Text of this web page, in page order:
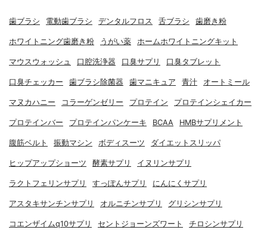
歯ブラシ 電動歯ブラシ デンタルフロス 舌ブラシ 歯磨き粉
ホワイトニング歯磨き粉 うがい薬 ホームホワイトニングキット
マウスウォッシュ 口腔洗浄器 口臭サプリ 口臭タブレット
口臭チェッカー 歯ブラシ除菌器 歯マニキュア 青汁 オートミール
マヌカハニー コラーゲンゼリー プロテイン プロテインシェイカー
プロテインバー プロテインパンケーキ BCAA HMBサプリメント
腹筋ベルト 振動マシン ボディスーツ ダイエットスリッパ
ヒップアップショーツ 酵素サプリ イヌリンサプリ
ラクトフェリンサプリ すっぽんサプリ にんにくサプリ
アスタキサンチンサプリ オルニチンサプリ グリシンサプリ
コエンザイムq10サプリ セントジョーンズワート チロシンサプリ